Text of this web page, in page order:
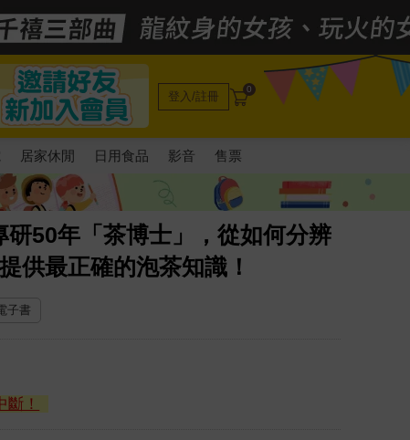
登入/註冊 0
居家休閒 日用食品 影音 售票
研50年「茶博士」，從如何分辨
供最正確的泡茶知識！
子書
！